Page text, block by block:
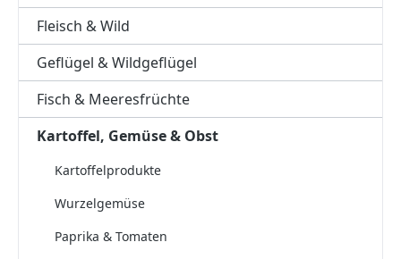
Fleisch & Wild
Geflügel & Wildgeflügel
Fisch & Meeresfrüchte
Kartoffel, Gemüse & Obst
Kartoffelprodukte
Wurzelgemüse
Paprika & Tomaten